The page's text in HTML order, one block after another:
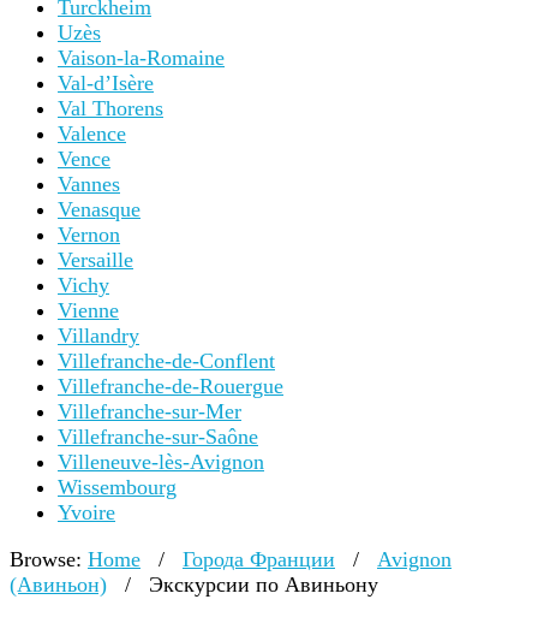
Turckheim
Uzès
Vaison-la-Romaine
Val-d’Isère
Val Thorens
Valence
Vence
Vannes
Venasque
Vernon
Versaille
Vichy
Vienne
Villandry
Villefranche-de-Conflent
Villefranche-de-Rouergue
Villefranche-sur-Mer
Villefranche-sur-Saône
Villeneuve-lès-Avignon
Wissembourg
Yvoire
Browse: Home / Города Франции /
Avignon
(Авиньон)
/ Экскурсии по Авиньону